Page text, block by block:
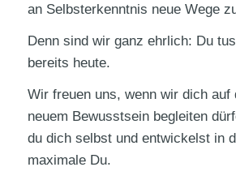
an Selbsterkenntnis neue Wege
Denn sind wir ganz ehrlich: Du
bereits heute.
Wir freuen uns, wenn wir dich auf
neuem Bewusstsein begleiten
du dich selbst und entwickelst in
maximale Du.